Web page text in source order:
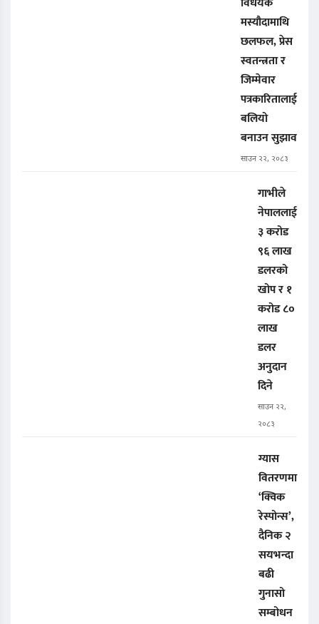
मस्यौदामाथि
छलफल, प्रेस
स्वतन्त्रता र
जिम्मेवार
पत्रकारितालाई
बलियो
बनाउन सुझाव
साउन २२, २०८३
गाभीले
नेपाललाई
३ करोड
९६ लाख
डलरको
खोप र १
करोड ८०
लाख
डलर
अनुदान
दिने
साउन २२,
२०८३
ग्यास
वितरणमा
‘क्विक
रेस्पोन्स’,
दैनिक २
सयभन्दा
बढी
गुनासो
सम्बोधन